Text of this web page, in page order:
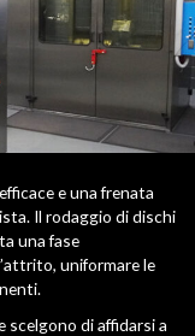
e una frenata
Il rodaggio di dischi
una fase
uniformare le
scelgono di affidarsi a